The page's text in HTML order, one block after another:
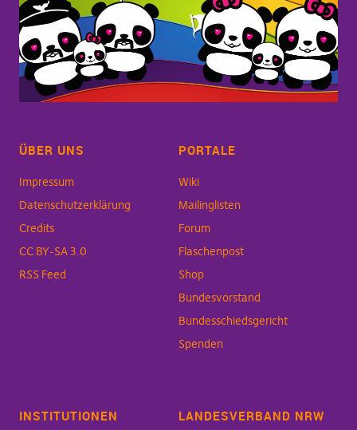
ÜBER UNS
Impressum
Datenschutzerklärung
Credits
CC BY-SA 3.0
RSS Feed
PORTALE
Wiki
Mailinglisten
Forum
Flaschenpost
Shop
Bundesvorstand
Bundesschiedsgericht
Spenden
INSTITUTIONEN LANDESVERBAND NRW